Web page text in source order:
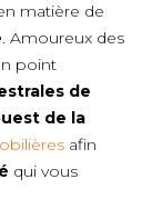
matière de
. Amoureux des
point
de
de la
afin
qui vous